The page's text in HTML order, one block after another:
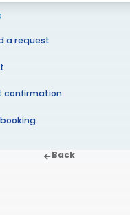
a request
confirmation
Back